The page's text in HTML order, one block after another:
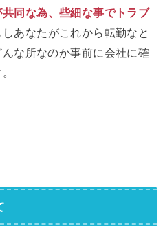
共同な為、些細な事でトラブ
しあなたがこれから転勤なと
な所なのか事前に会社に確